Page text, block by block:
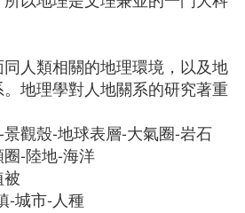
人類相關的地理環境，以及地
地理學對人地關系的研究著重
觀殼-地球表層-大氣圈-岩石
-陸地-海洋
-城市-人種